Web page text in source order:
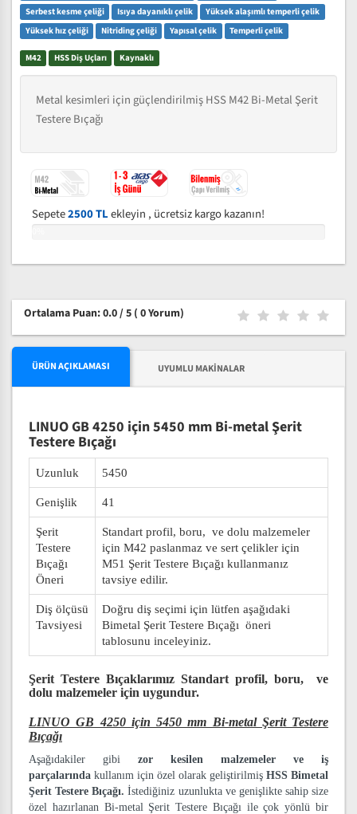
Serbest kesme çeliği
Isıya dayanıklı çelik
Yüksek alaşımlı temperli çelik
Yüksek hız çeliği
Nitriding çeliği Yapısal çelik Temperli çelik
M42 HSS Diş Uçları Kaynaklı
Metal kesimleri için güçlendirilmiş HSS M42 Bi-Metal Şerit
Testere Bıçağı
Sepete2500 TLekleyin , ücretsiz kargo kazanın!
Ortalama Puan: 0.0 / 5 ( 0 Yorum)
ÜRÜN AÇIKLAMASI UYUMLU MAKINALAR
LINUO GB 4250 için 5450 mm Bi-metal Şerit
Testere Bıçağı
Uzunluk 5450
Genişlik 41
Şerit
Testere
Bıçağı
Öneri
Standart profil, boru, ve dolu malzemeler
için M42 paslanmaz ve sert çelikler için
M51 Şerit Testere Bıçağı kullanmanız
tavsiye edilir.
Diş ölçüsü
Tavsiyesi
Doğru diş seçimi için lütfen aşağıdaki
Bimetal Şerit Testere Bıçağı öneri
tablosunu inceleyiniz.
Şerit Testere Bıçaklarımız Standart profil, boru, ve
dolu malzemeler için uygundur.
LINUO GB 4250 için 5450 mm Bi-metal Şerit Testere
Bıçağı
Aşağıdakiler gibi zor kesilen malzemeler ve iş
parçalarında kullanım için özel olarak geliştirilmiş HSS Bimetal
Şerit Testere Bıçağı.İstediğiniz uzunlukta ve genişlikte sahip size
özel hazırlanan Bi-metal Şerit Testere Bıçağı ile çok yönlü bir